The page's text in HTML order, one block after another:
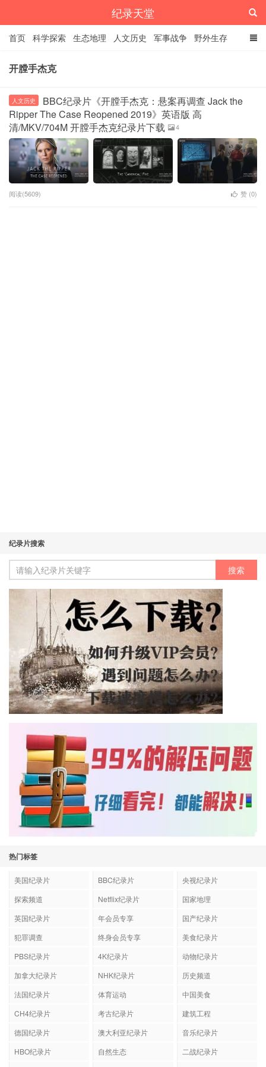
纪录天堂
首页 科学探索 生态地理 人文历史 军事战争 野外生存
经典纪录 4K纪录片
开膛手杰克
人文历史
BBC纪录片《开膛手杰克：悬案再调查 Jack the
Ripper The Case Reopened 2019》英语版 高
清/MKV/704M 开膛手杰克纪录片下载
4
阅读(5609) 赞 (0)
纪录片搜索
热门标签
美国纪录片 BBC纪录片
央视纪录片
探索频道
Netflix纪录片
国家地理
英国纪录片
年会员专享
国产纪录片
犯罪调查
终身会员专享
美食纪录片
PBS纪录片
4K纪录片
动物纪录片
加拿大纪录片
NHK纪录片
历史频道
法国纪录片
体育运动
中国美食
CH4纪录片
考古纪录片
建筑工程
德国纪录片
澳大利亚纪录片
音乐纪录片
HBO纪录片
自然生态
二战纪录片